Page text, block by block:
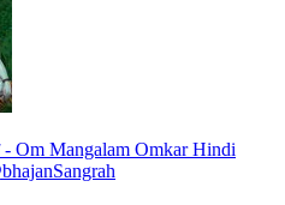
Om Mangalam Omkar Hindi